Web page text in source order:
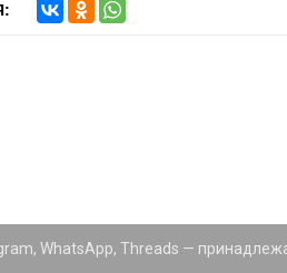
WhatsApp, Threads —